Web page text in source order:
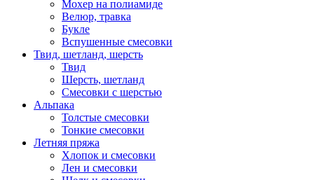
Мохер на полиамиде
Велюр, травка
Букле
Вспушенные смесовки
Твид, шетланд, шерсть
Твид
Шерсть, шетланд
Смесовки с шерстью
Альпака
Толстые смесовки
Тонкие смесовки
Летняя пряжа
Хлопок и смесовки
Лен и смесовки